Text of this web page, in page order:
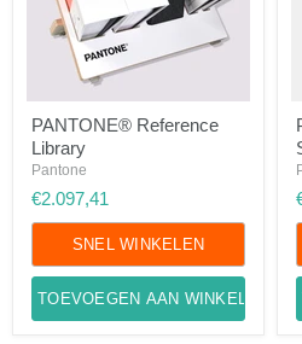
Reference
Library
PANTONE® Reference
Library
Pantone
€2.097,41
SNEL WINKELEN
TOEVOEGEN AAN